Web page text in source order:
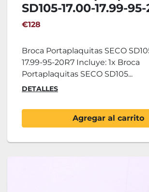
SD105-17.00-17.99-
€128
Broca Portaplaquitas SECO
17.99-95-20R7 Incluye: 1x Broca
Portaplaquitas SECO SD105...
DETALLES
Agregar al carrito